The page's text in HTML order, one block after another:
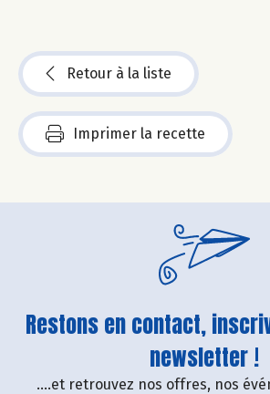
Retour à la liste
Imprimer la recette
Restons en contact,
newsletter !
....et retrouvez nos offres, nos